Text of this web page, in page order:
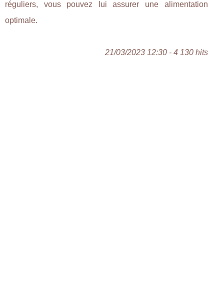
réguliers, vous pouvez lui assurer une alimentation
optimale.
21/03/2023 12:30 - 4 130 hits